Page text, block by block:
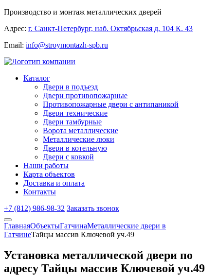
Производство и монтаж металлических дверей
Адрес: г. Санкт-Петербург, наб. Октябрьская д. 104 К. 43
Email: info@stroymontazh-spb.ru
Каталог
Двери в подъезд
Двери противопожарные
Противопожарные двери с антипаникой
Двери технические
Двери тамбурные
Ворота металлические
Металлические люки
Двери в котельную
Двери с ковкой
Наши работы
Карта объектов
Доставка и оплата
Контакты
+7 (812) 986-98-32 Заказать звонок
ГлавнаяОбъектыГатчинаМеталлические двери в
ГатчинеТайцы массив Ключевой уч.49
Установка металлической двери по
адресу Тайцы массив Ключевой уч.49